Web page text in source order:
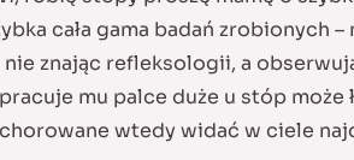
cała gama badań zrobionych
znając refleksologii, a
mu palce duże u stóp może
wtedy widać w ciele